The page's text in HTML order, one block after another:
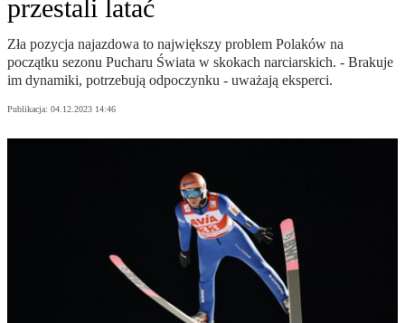
przestali latać
Zła pozycja najazdowa to największy problem Polaków na
początku sezonu Pucharu Świata w skokach narciarskich. - Brakuje
im dynamiki, potrzebują odpoczynku - uważają eksperci.
Publikacja: 04.12.2023 14:46